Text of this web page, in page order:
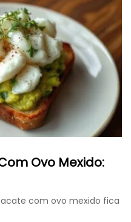
Ovo Mexido:
com ovo mexido fica